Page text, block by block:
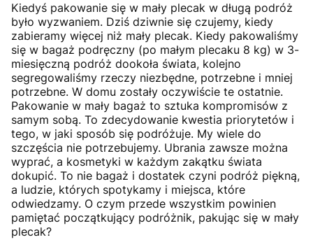
Kiedyś pakowanie się w mały plecak w długą podróż
było wyzwaniem. Dziś dziwnie się czujemy, kiedy
zabieramy więcej niż mały plecak. Kiedy pakowaliśmy
się w bagaż podręczny (po małym plecaku 8 kg) w 3-
miesięczną podróż dookoła świata, kolejno
segregowaliśmy rzeczy niezbędne, potrzebne i mniej
potrzebne. W domu zostały oczywiście te ostatnie.
Pakowanie w mały bagaż to sztuka kompromisów z
samym sobą. To zdecydowanie kwestia priorytetów i
tego, w jaki sposób się podróżuje. My wiele do
szczęścia nie potrzebujemy. Ubrania zawsze można
wyprać, a kosmetyki w każdym zakątku świata
dokupić. To nie bagaż i dostatek czyni podróż piękną,
a ludzie, których spotykamy i miejsca, które
odwiedzamy. O czym przede wszystkim powinien
pamiętać początkujący podróżnik, pakując się w mały
plecak?